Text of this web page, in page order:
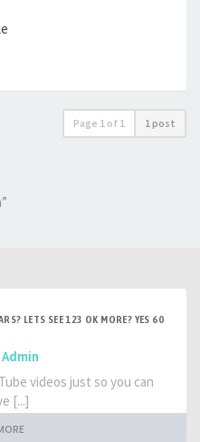
Page 1 of 1 1 post
LETS SEE 123 OK MORE? YES 60
Admin
videos just so you can
[...]